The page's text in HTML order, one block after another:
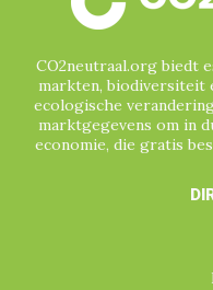
VERRA
ZUID-AMERIKA
CO2neutraal.org biedt
markten, biodiversiteit
ecologische
marktgegevens om in
economie, die gratis